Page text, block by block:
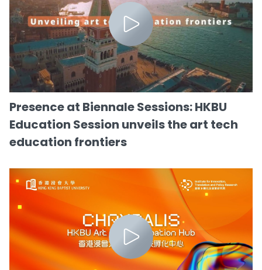
Presence at Biennale Sessions: HKBU
Education Session unveils the art tech
education frontiers